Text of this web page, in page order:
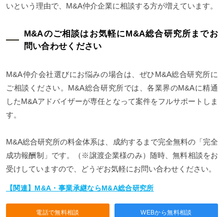
いという理由で、M&A仲介企業に相談する方が増えています。
M&Aのご相談はお気軽にM&A総合研究所までお
問い合わせください
M&A仲介会社選びにお悩みの場合は、ぜひM&A総合研究所に
ご相談ください。M&A総合研究所では、各業界のM&Aに精通
したM&Aアドバイザーが専任となって案件をフルサポートしま
す。
M&A総合研究所の料金体系は、成約するまで完全無料の「完全
成功報酬制」です。（※譲渡企業様のみ）随時、無料相談をお
受けしていますので、どうぞお気軽にお問い合わせください。
【関連】M&A・事業承継ならM&A総合研究所
電話で無料相談
WEBから無料相談